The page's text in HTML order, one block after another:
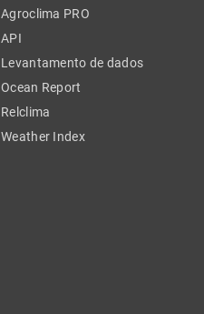
Agroclima PRO
API
Levantamento de dados
Ocean Report
Relclima
Weather Index